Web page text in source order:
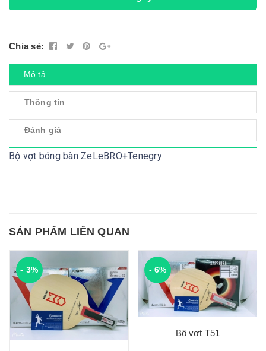
Chia sẻ:
Mô tả
Thông tin
Đánh giá
Bộ vợt bóng bàn ZeLeBRO+Tenegry
SẢN PHẨM LIÊN QUAN
- 3% - 6%
Bộ vợt T51